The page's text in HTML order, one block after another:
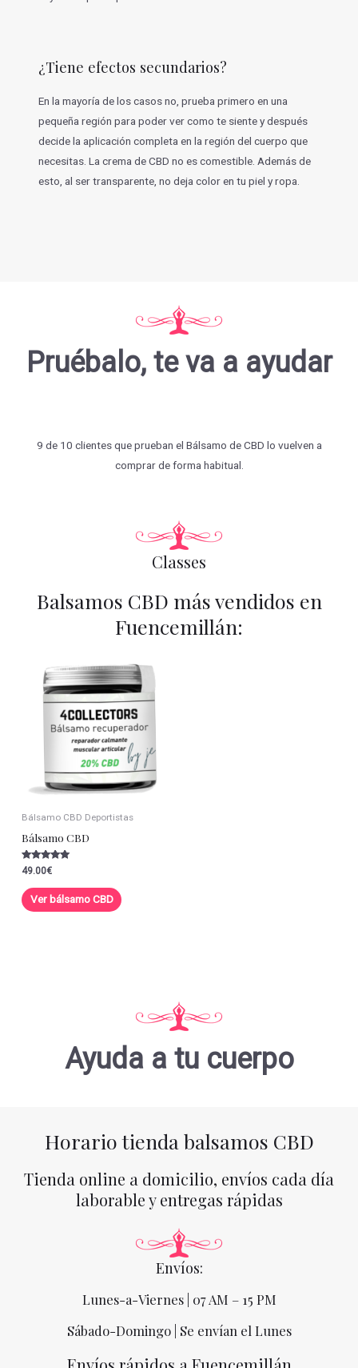
¿Tiene efectos secundarios?
En la mayoría de los casos no, prueba primero en una
pequeña región para poder ver como te siente y después
decide la aplicación completa en la región del cuerpo que
necesitas. La crema de CBD no es comestible. Además de
esto, al ser transparente, no deja color en tu piel y ropa.
Pruébalo, te va a ayudar
9 de 10 clientes que prueban el Bálsamo de CBD lo vuelven a
comprar de forma habitual.
Classes
Balsamos CBD más vendidos en
Fuencemillán:
Bálsamo CBD Deportistas
Bálsamo CBD
Valorado con
5.00
de 5
49.00€
Ver bálsamo CBD
Ayuda a tu cuerpo
Horario tienda balsamos CBD
Tienda online a domicilio, envíos cada día
laborable y entregas rápidas
Envíos:
Lunes-a-Viernes | 07 AM – 15 PM
Sábado-Domingo | Se envían el Lunes